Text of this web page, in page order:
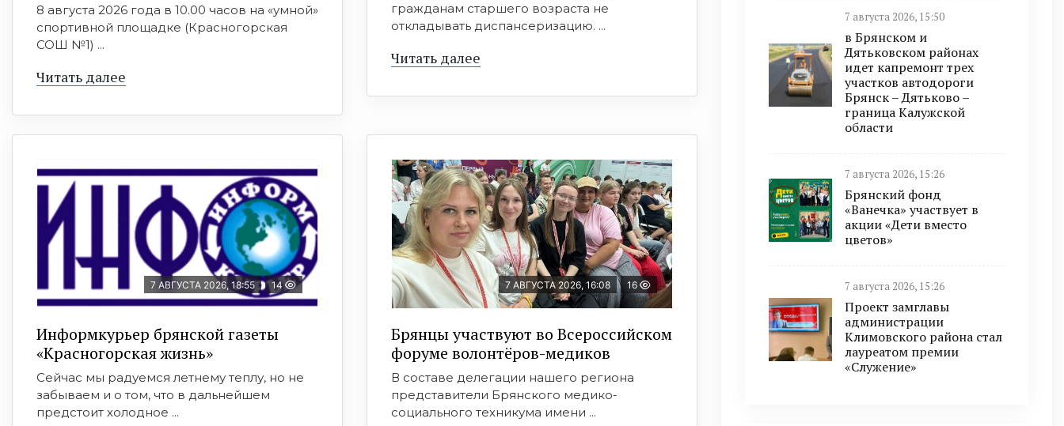
8 августа 2026 года в 10.00 часов на «умной»
спортивной площадке (Красногорская
СОШ №1) ...
Читать далее
гражданам старшего возраста не
откладывать диспансеризацию. ...
Читать далее
7 АВГУСТА 2026, 18:55 14
Информкурьер брянской газеты
«Красногорская жизнь»
Сейчас мы радуемся летнему теплу, но не
забываем и о том, что в дальнейшем
предстоит холодное ...
7 АВГУСТА 2026, 16:08 16
Брянцы участвуют во Всероссийском
форуме волонтёров-медиков
В составе делегации нашего региона
представители Брянского медико-
социального техникума имени ...
7 августа 2026, 15:50
в Брянском и
Дятьковском районах
идет капремонт трех
участков автодороги
Брянск – Дятьково –
граница Калужской
области
7 августа 2026, 15:26
Брянский фонд
«Ванечка» участвует в
акции «Дети вместо
цветов»
7 августа 2026, 15:26
Проект замглавы
администрации
Климовского района стал
лауреатом премии
«Служение»